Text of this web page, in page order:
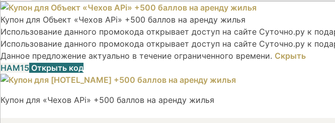
Купон для Объект «Чехов APi» +500 баллов на аренду жилья
Использование данного промокода открывает доступ на сайте Суточно.ру к
Использование данного промокода открывает доступ на сайте Суточно.ру к
Данное предложение актуально в течение ограниченного времени. Скрыть
НАМ15 Открыть код
Купон для «Чехов APi» +500 баллов на аренду жилья